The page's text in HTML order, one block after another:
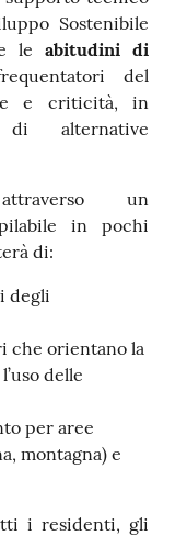
Sostenibile
le abitudini di
del
e criticità, in
di alternative
un
in pochi
di:
degli
che orientano la
delle
per aree
montagna) e
i residenti, gli